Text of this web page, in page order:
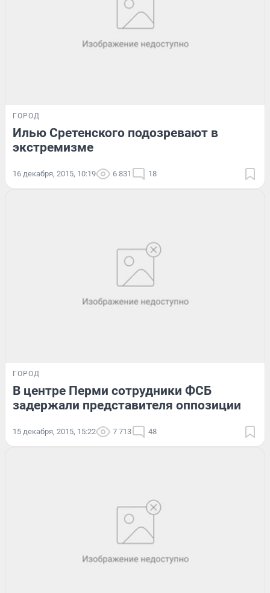
ГОРОД
Илью Сретенского подозревают в
экстремизме
16 декабря, 2015, 10:19 6 831 18
ГОРОД
В центре Перми сотрудники ФСБ
задержали представителя оппозиции
15 декабря, 2015, 15:22 7 713 48